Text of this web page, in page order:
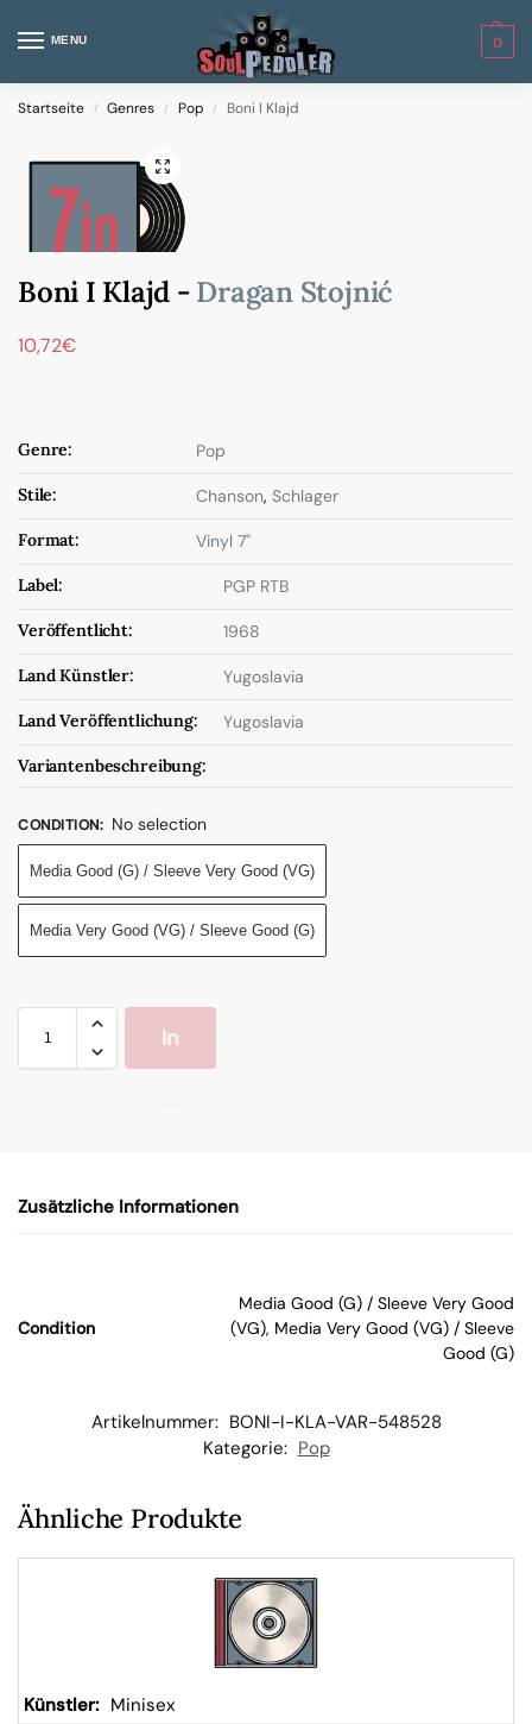
MENU 0
Startseite / Genres / Pop / Boni I Klajd
Boni I Klajd - Dragan Stojnić
10,72€
Genre: Pop
Stile: Chanson, Schlager
Format: Vinyl 7"
Label: PGP RTB
Veröffentlicht: 1968
Land Künstler: Yugoslavia
Land Veröffentlichung: Yugoslavia
Variantenbeschreibung:
CONDITION: No selection
Media Good (G) / Sleeve Very Good (VG)
Media Very Good (VG) / Sleeve Good (G)
In
W
Zusätzliche Informationen
Condition
Media Good (G) / Sleeve Very Good
(VG), Media Very Good (VG) / Sleeve
Good (G)
Artikelnummer: BONI-I-KLA-VAR-548528
Kategorie: Pop
Ähnliche Produkte
Minisex